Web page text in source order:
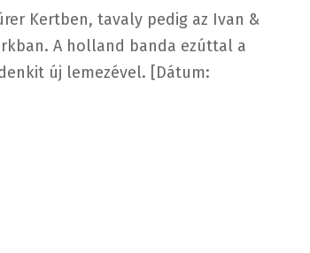
Kertben, tavaly pedig az Ivan &
A holland banda ezúttal a
új lemezével. [Dátum: